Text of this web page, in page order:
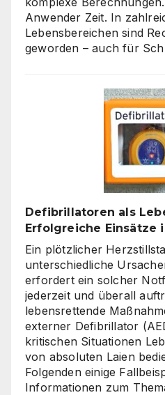
Anwender Zeit. In
Lebensbereichen sind
geworden – auch für
Defibrillatoren als
Erfolgreiche Einsätze
Ein plötzlicher
unterschiedliche
erfordert ein solcher
jederzeit und überall
lebensrettende
externer Defibrillator
kritischen Situationen
von absoluten Laien
Folgenden einige
Informationen zum